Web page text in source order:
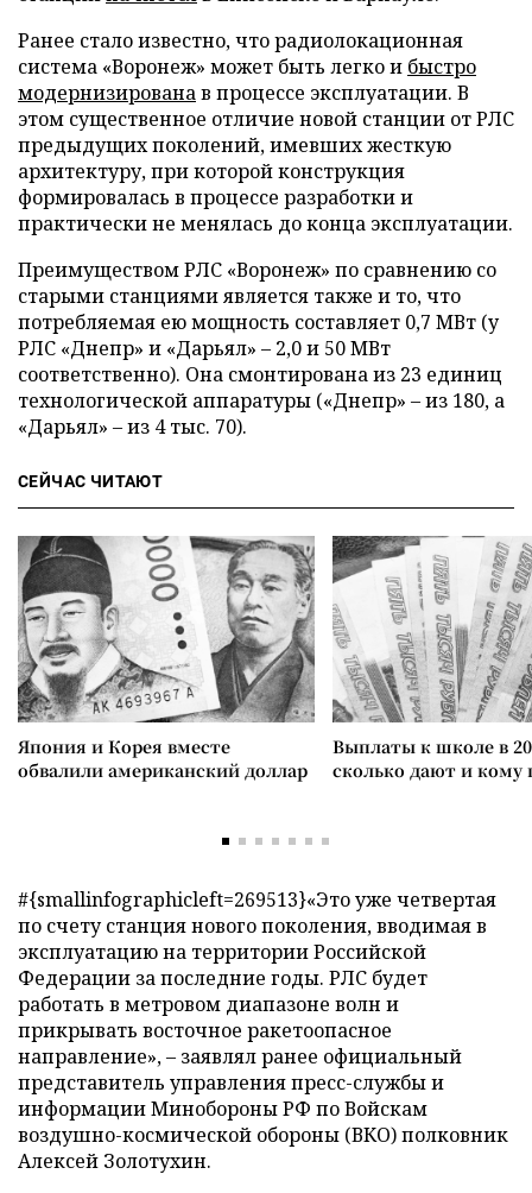
Ранее стало известно, что радиолокационная
система «Воронеж» может быть легко и быстро
модернизированав процессе эксплуатации. В
этом существенное отличие новой станции от РЛС
предыдущих поколений, имевших жесткую
архитектуру, при которой конструкция
формировалась в процессе разработки и
практически не менялась до конца эксплуатации.
Преимуществом РЛС «Воронеж» по сравнению со
старыми станциями является также и то, что
потребляемая ею мощность составляет 0,7 МВт (у
РЛС «Днепр» и «Дарьял» – 2,0 и 50 МВт
соответственно). Она смонтирована из 23 единиц
технологической аппаратуры («Днепр» – из 180, а
«Дарьял» – из 4 тыс. 70).
СЕЙЧАС ЧИТАЮТ
Япония и Корея вместе
обвалили американский доллар
Выплаты к школе в
сколько дают и
#{smallinfographicleft=269513}«Это уже четвертая
по счету станция нового поколения, вводимая в
эксплуатацию на территории Российской
Федерации за последние годы. РЛС будет
работать в метровом диапазоне волн и
прикрывать восточное ракетоопасное
направление», – заявлял ранее официальный
представитель управления пресс-службы и
информации Минобороны РФ по Войскам
воздушно-космической обороны (ВКО) полковник
Алексей Золотухин.